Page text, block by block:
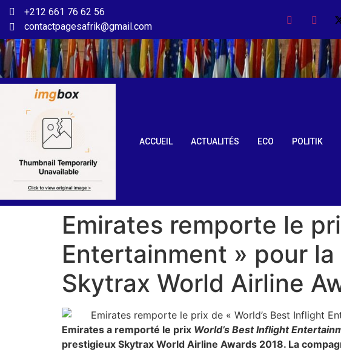
+212 661 76 62 56
contactpagesafrik@gmail.com
ACCUEIL ACTUALITÉS ECO POLITIK
Emirates remporte le
Entertainment » pour
Skytrax World Airline
Emirates a remporté le prix World’s Best Inflight
prestigieux Skytrax World Airline Awards 2018. La